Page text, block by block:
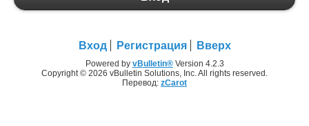
Вход Регистрация Вверх
Powered by vBulletin®Version 4.2.3
Copyright © 2026 vBulletin Solutions, Inc. All rights reserved.
Перевод: zCarot